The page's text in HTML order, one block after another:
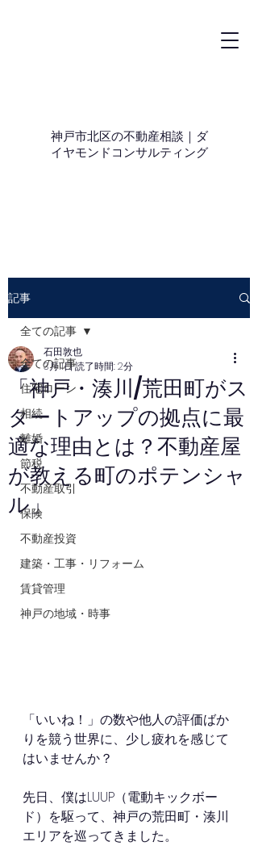
神戸市北区の不動産相談｜ダ
イヤモンドコンサルティング
記事
全ての記事
住宅ローン
相続
離婚
節税
不動産取引
保険
不動産投資
建築・工事・リフォーム
賃貸管理
神戸の地域・時事
全ての記事
「神戸・湊川/荒田町がス
タートアップの拠点に最
適な理由とは？不動産屋
が教える町のポテンシャ
ル」
石田敦也
3月11日読了時間: 2分
「いいね！」の数や他人の評価ばか
りを競う世界に、少し疲れを感じて
はいませんか？
先日、僕はLUUP（電動キックボー
ド）を駆って、神戸の荒田町・湊川
エリアを巡ってきました。